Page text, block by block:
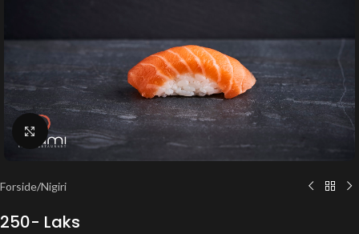
Klik for at forstørre
Forside/Nigiri
250- Laks